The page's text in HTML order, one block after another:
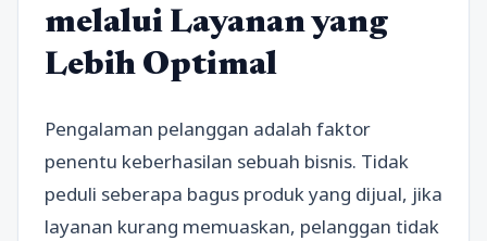
melalui Layanan yang
Lebih Optimal
Pengalaman pelanggan adalah faktor
penentu keberhasilan sebuah bisnis. Tidak
peduli seberapa bagus produk yang dijual, jika
layanan kurang memuaskan, pelanggan tidak